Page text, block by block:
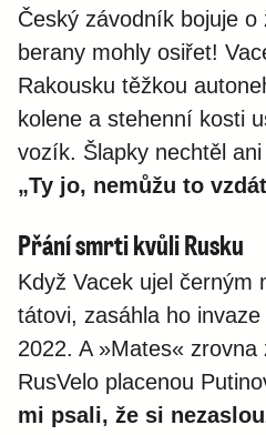
Český závodník bojuje o
berany mohly osiřet!
Rakousku těžkou
kolene a stehenní kosti
vozík. Šlapky nechtěl
„Ty jo, nemůžu to
Přání smrti kvůli Rusku
Když Vacek ujel černým
tátovi, zasáhla ho
2022. A »Mates«
RusVelo placenou
mi psali, že si